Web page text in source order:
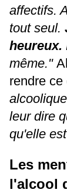
affectifs.
tout seul.
heureux.
même."
rendre ce
leur dire
qu'elle
Les
l'alcool